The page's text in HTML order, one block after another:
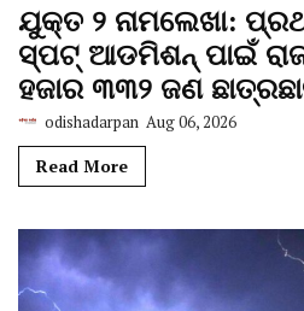
ଯୁକ୍ତ ୨ ନାମଲେଖା:
ସ୍ପଟ୍ ଆଡମିଶନ୍ ପାଇଁ
ହଜାର ୩୩୨ ଜଣ
odishadarpan Aug 06, 2026
Read More